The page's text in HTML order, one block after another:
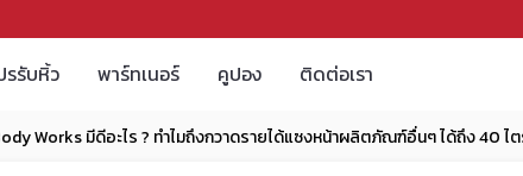
รรับหิ้ว พาร์ทเนอร์ คูปอง ติดต่อเรา
Works มีดีอะไร ? ทำไมถึงกวาดรายได้แซงหน้าผลิตภัณฑ์อื่นๆ ได้ถึง 40 ไ